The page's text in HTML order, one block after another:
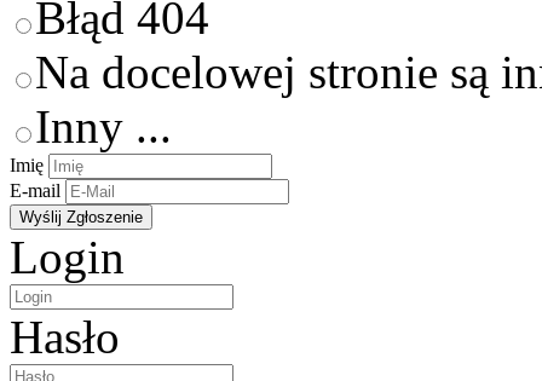
Błąd 404
Na docelowej stronie są
Inny ...
Imię
E-mail
Login
Hasło